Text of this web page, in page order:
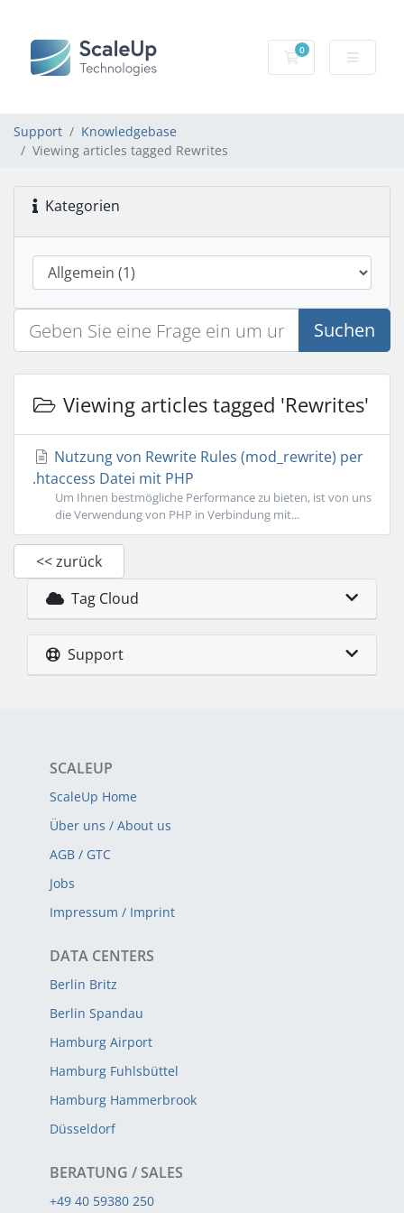
0
Mein Warenkorb
Support
Knowledgebase
Viewing articles tagged Rewrites
Kategorien
Suchen
Viewing articles tagged 'Rewrites'
Nutzung von Rewrite Rules (mod_rewrite) per
.htaccess Datei mit PHP
Um Ihnen bestmögliche Performance zu bieten, ist von uns
die Verwendung von PHP in Verbindung mit...
<< zurück
Tag Cloud
Support
SCALEUP
ScaleUp Home
Über uns / About us
AGB / GTC
Jobs
Impressum / Imprint
DATA CENTERS
Berlin Britz
Berlin Spandau
Hamburg Airport
Hamburg Fuhlsbüttel
Hamburg Hammerbrook
Düsseldorf
BERATUNG / SALES
+49 40 59380 250